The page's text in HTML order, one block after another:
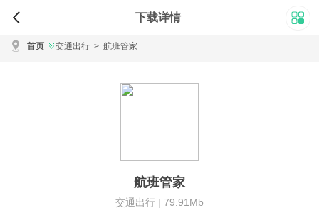
下载详情
首页 交通出行 > 航班管家
航班管家
交通出行 | 79.91Mb